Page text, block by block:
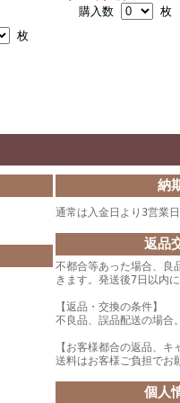
枚
購入数
枚
納
通常は入金日より3営業
返品
不都合等あった場合、良
きます。発送後7日以内
【返品・交換の条件】
不良品、誤品配送の場合
【お客様都合の返品、
送料はお客様ご負担でお
個人